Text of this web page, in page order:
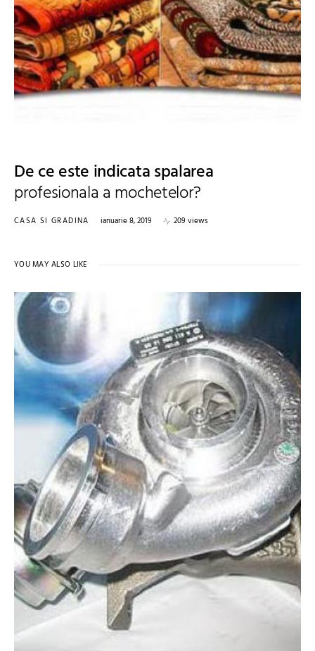
De ce este indicata spalarea
profesionala a mochetelor?
CASA SI GRADINA ianuarie 8, 2019 209 views
YOU MAY ALSO LIKE